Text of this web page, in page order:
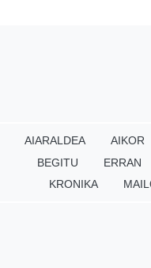
AIARALDEA AIKOR
BEGITU
ERRAN
KRONIKA